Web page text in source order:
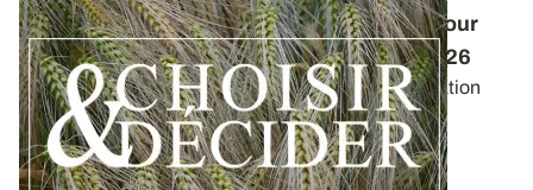
Conduite des orges d'hiver : des guides pour
réussir ses interventions au printemps 2026
Retrouvez les préconisations en matière de fertilisation
azotée et de protection des orges...
12 DÉC. 2025